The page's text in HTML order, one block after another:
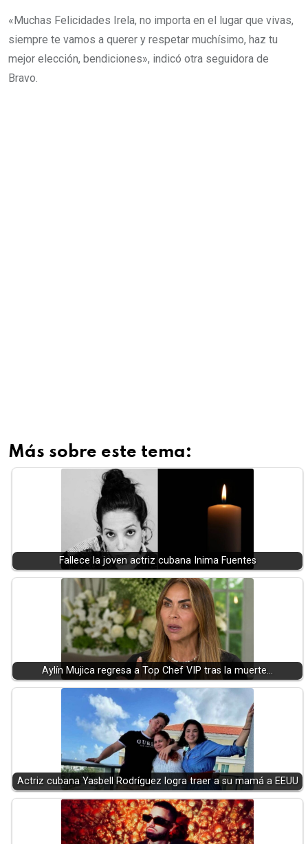
«Muchas Felicidades Irela, no importa en el lugar que vivas,
siempre te vamos a querer y respetar muchísimo, haz tu
mejor elección, bendiciones», indicó otra seguidora de
Bravo.
Más sobre este tema:
Fallece la joven actriz cubana Inima Fuentes
Aylín Mujica regresa a Top Chef VIP tras la muerte…
Actriz cubana Yasbell Rodríguez logra traer a su mamá a EEUU